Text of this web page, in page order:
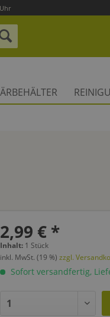
2,99 € *
Inhalt: 1 Stück
inkl. MwSt. (19 %)zzgl.
Sofort versandfertig,